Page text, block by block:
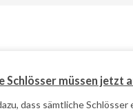
müssen jetzt
dass sämtliche